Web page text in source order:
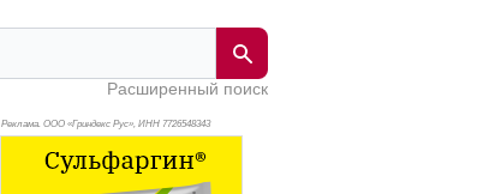
Расширенный поиск
Реклама. ООО «Гриндекс Рус», ИНН 7726548343